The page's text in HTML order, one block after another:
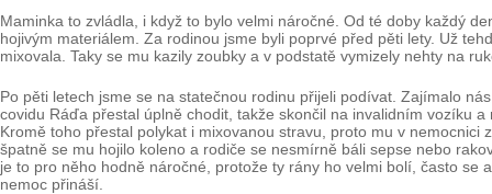
Maminka to zvládla, i když to bylo velmi náročné. Od té doby každý
hojivým materiálem. Za rodinou jsme byli poprvé před pěti lety. Už
mixovala. Taky se mu kazily zoubky a v podstatě vymizely nehty na
Po pěti letech jsme se na statečnou rodinu přijeli podívat. Zajímalo
covidu Ráďa přestal úplně chodit, takže skončil na invalidním vozíku
Kromě toho přestal polykat i mixovanou stravu, proto mu v
špatně se mu hojilo koleno a rodiče se nesmírně báli sepse nebo
je to pro něho hodně náročné, protože ty rány ho velmi bolí, často
nemoc přináší.